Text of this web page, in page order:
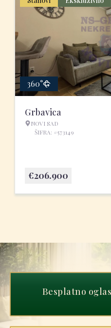
360°
Grbavica
NOVI SAD
ŠIFRA: #573149
€206.900
Besplatno